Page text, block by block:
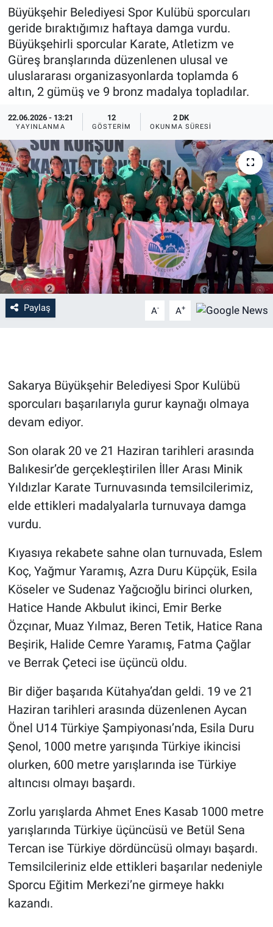
Büyükşehir Belediyesi Spor Kulübü sporcuları
geride bıraktığımız haftaya damga vurdu.
Büyükşehirli sporcular Karate, Atletizm ve
Güreş branşlarında düzenlenen ulusal ve
uluslararası organizasyonlarda toplamda 6
altın, 2 gümüş ve 9 bronz madalya topladılar.
22.06.2026 - 13:21
YAYINLANMA
12
GÖSTERIM
2 DK
OKUNMA SÜRESI
Paylaş A- A+
Sakarya Büyükşehir Belediyesi Spor Kulübü
sporcuları başarılarıyla gurur kaynağı olmaya
devam ediyor.
Son olarak 20 ve 21 Haziran tarihleri arasında
Balıkesir’de gerçekleştirilen İller Arası Minik
Yıldızlar Karate Turnuvasında temsilcilerimiz,
elde ettikleri madalyalarla turnuvaya damga
vurdu.
Kıyasıya rekabete sahne olan turnuvada, Eslem
Koç, Yağmur Yaramış, Azra Duru Küpçük, Esila
Köseler ve Sudenaz Yağcıoğlu birinci olurken,
Hatice Hande Akbulut ikinci, Emir Berke
Özçınar, Muaz Yılmaz, Beren Tetik, Hatice Rana
Beşirik, Halide Cemre Yaramış, Fatma Çağlar
ve Berrak Çeteci ise üçüncü oldu.
Bir diğer başarıda Kütahya’dan geldi. 19 ve 21
Haziran tarihleri arasında düzenlenen Aycan
Önel U14 Türkiye Şampiyonası’nda, Esila Duru
Şenol, 1000 metre yarışında Türkiye ikincisi
olurken, 600 metre yarışlarında ise Türkiye
altıncısı olmayı başardı.
Zorlu yarışlarda Ahmet Enes Kasab 1000 metre
yarışlarında Türkiye üçüncüsü ve Betül Sena
Tercan ise Türkiye dördüncüsü olmayı başardı.
Temsilcileriniz elde ettikleri başarılar nedeniyle
Sporcu Eğitim Merkezi’ne girmeye hakkı
kazandı.